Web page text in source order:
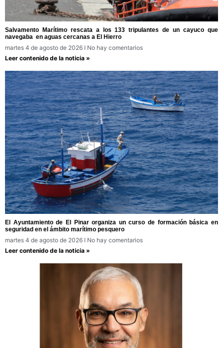
Salvamento Marítimo rescata a los 133 tripulantes de un cayuco que
navegaba en aguas cercanas a El Hierro
martes 4 de agosto de 2026
No hay comentarios
Leer contenido de la noticia »
El Ayuntamiento de El Pinar organiza un curso de formación básica en
seguridad en el ámbito marítimo pesquero
martes 4 de agosto de 2026
No hay comentarios
Leer contenido de la noticia »